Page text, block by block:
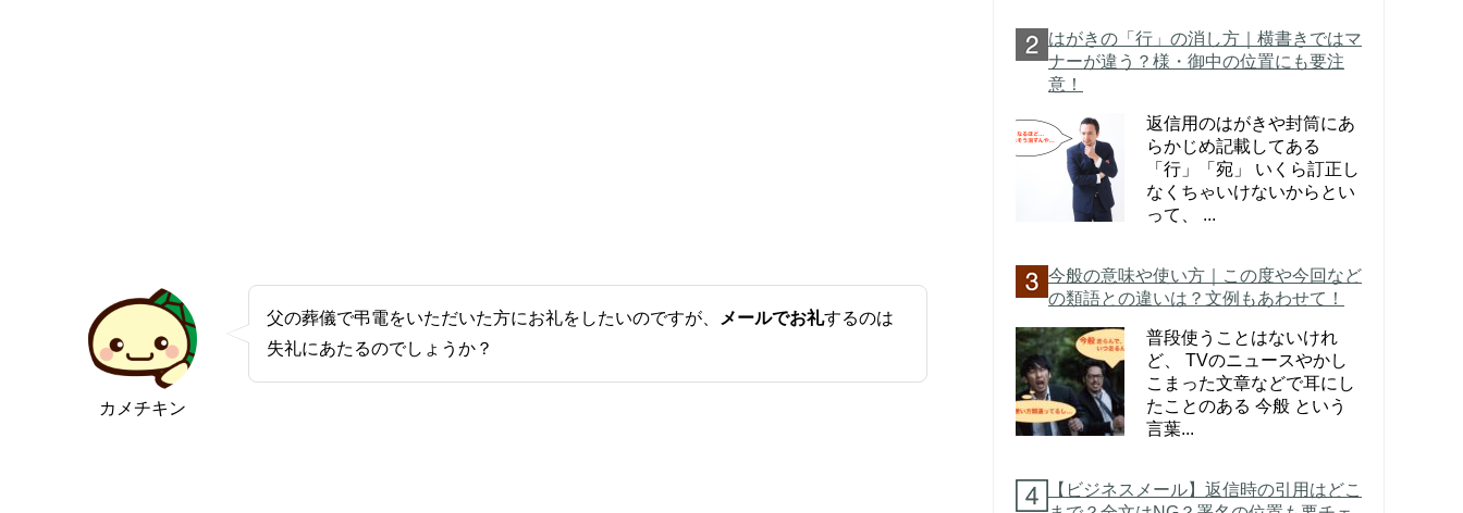
カメチキン
父の葬儀で弔電をいただいた方にお礼をしたいのですが、 メールでお礼するのは
失礼にあたるのでしょうか？
はがきの「行」の消し方｜横書きではマ
ナーが違う？様・御中の位置にも要注
意！
返信用のはがきや封筒にあ
らかじめ記載してある
「行」「宛」 いくら訂正し
なくちゃいけないからとい
って、 ...
今般の意味や使い方｜この度や今回など
の類語との違いは？文例もあわせて！
普段使うことはないけれ
ど、 TVのニュースやかし
こまった文章などで耳にし
たことのある 今般 という
言葉...
【ビジネスメール】返信時の引用はどこ